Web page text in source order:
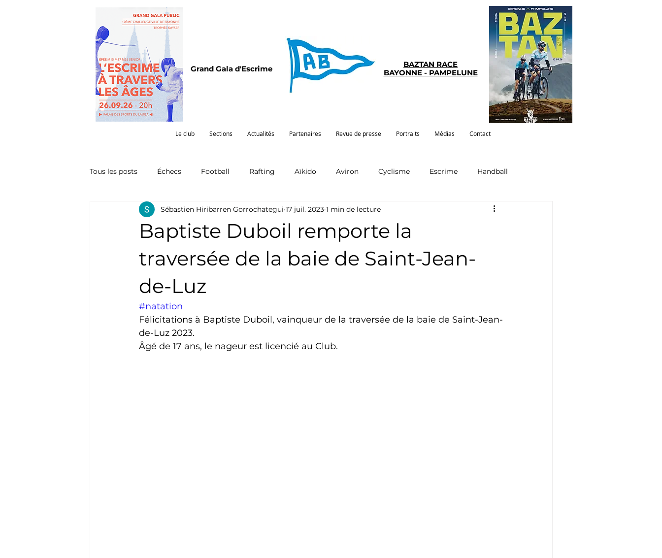
Grand Gala d'Escrime
BAZTAN RACE
BAYONNE - PAMPELUNE
Le club Sections Actualités Partenaires Revue de presse Portraits Médias Contact
Tous les posts Échecs Football Rafting Aïkido Aviron Cyclisme Escrime Handball
Omnisports Partenariat Pelote Pentathlon Pirogue Sport santé
Tennis Triathlon Revue de presse Escalade Trail
Cyclotourisme
Baptiste Duboil remporte la
traversée de la baie de Saint-Jean-
de-Luz
Sébastien Hiribarren Gorrochategui 17 juil. 2023 1 min de lecture
#natation
Félicitations à Baptiste Duboil, vainqueur de la traversée de la baie de Saint-Jean-
de-Luz 2023.
Âgé de 17 ans, le nageur est licencié au Club.